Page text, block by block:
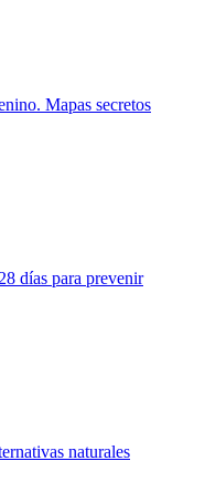
Mapas secretos
días para prevenir
naturales